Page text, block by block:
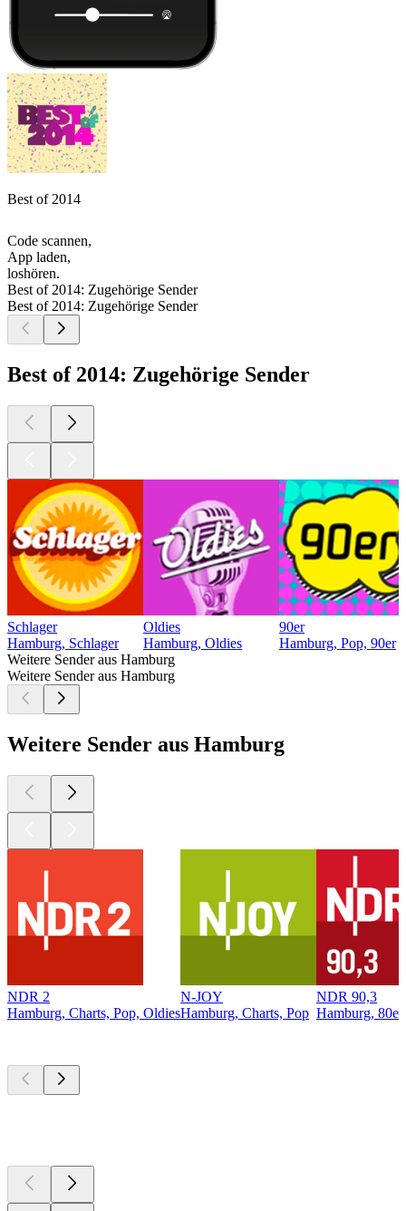
Best of 2014
Code scannen,
App laden,
loshören.
Best of 2014: Zugehörige Sender
Best of 2014: Zugehörige Sender
Best of 2014: Zugehörige Sender
Schlager
Hamburg, Schlager
Oldies
Hamburg, Oldies
90er
Hamburg, Pop, 90er
Weitere Sender aus Hamburg
Weitere Sender aus Hamburg
Weitere Sender aus Hamburg
NDR 2
Hamburg, Charts, Pop, Oldies
N-JOY
Hamburg, Charts, Pop
NDR 90,3
Hamburg,